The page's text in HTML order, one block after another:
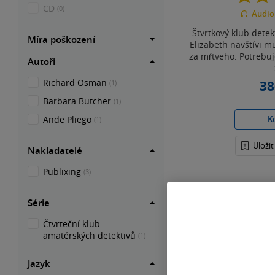
Štvrtkový klub
Elizabeth navštívi
za mŕtveho.
CD (0)
Míra poškození
Autoři
Richard Osman (1)
Barbara Butcher (1)
Ande Pliego (1)
Nakladatelé
Publixing (3)
Série
Čtvrteční klub
amatérských detektivů (1)
Jazyk